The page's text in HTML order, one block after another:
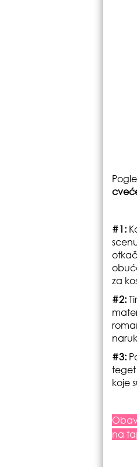
#1:
za
#2:
#3:
teget
koje
na